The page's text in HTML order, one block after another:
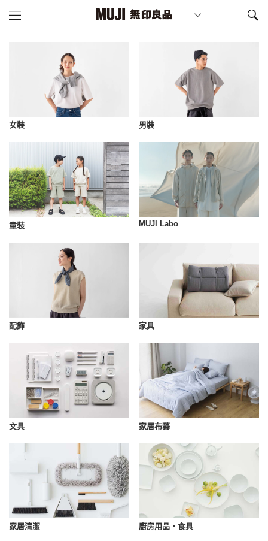
女裝 男裝
童裝 MUJI Labo
配飾 家具
文具 家居布藝
家居清潔 廚房用品・食具